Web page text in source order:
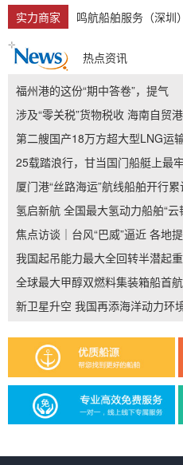
实力商家
鸣航船舶服务（深圳
热点资讯
福州港的这份“期中答卷”，提气
第二艘国产18万方超大型LNG运
我国起吊能力最大全回转半潜起
全球最大甲醇双燃料集装箱船首